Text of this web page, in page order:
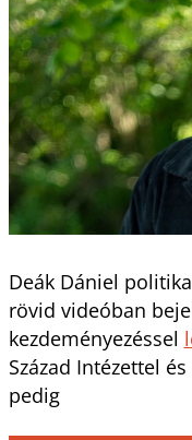
Deák Dániel
rövid videóban
kezdeményezéssel
Század Intézettel
pedig